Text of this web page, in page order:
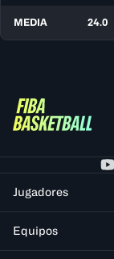
MEDIA 24.0
Jugadores
Equipos